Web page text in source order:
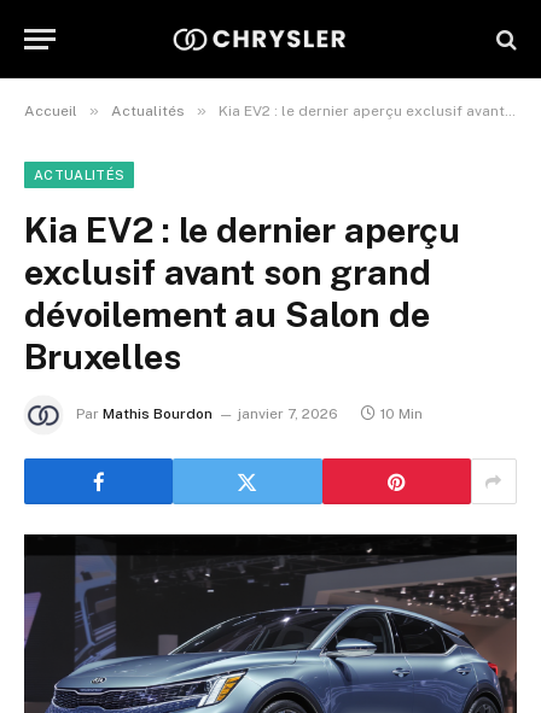
Accueil » Actualités » Kia EV2 : le dernier aperçu exclusif avant son grand dévoilement au Salon de Bruxelles
ACTUALITÉS
Kia EV2 : le dernier aperçu
exclusif avant son grand
dévoilement au Salon de
Bruxelles
Par Mathis Bourdon janvier 7, 2026 10 Min